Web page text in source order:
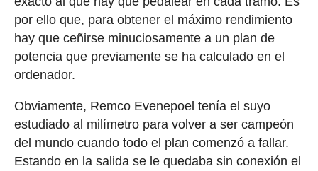
por ello que, para obtener el máximo rendimiento
hay que ceñirse minuciosamente a un plan de
potencia que previamente se ha calculado en el
ordenador.
Obviamente, Remco Evenepoel tenía el suyo
estudiado al milímetro para volver a ser campeón
del mundo cuando todo el plan comenzó a fallar.
Estando en la salida se le quedaba sin conexión el